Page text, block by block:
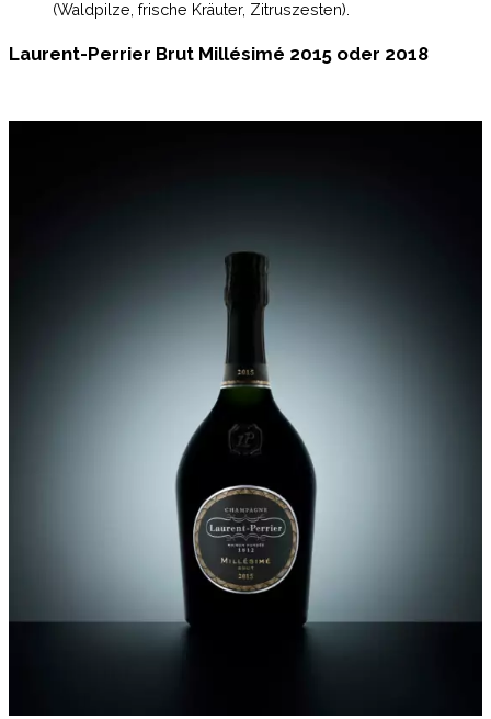
(Waldpilze, frische Kräuter, Zitruszesten).
Laurent-Perrier Brut Millésimé 2015 oder 2018